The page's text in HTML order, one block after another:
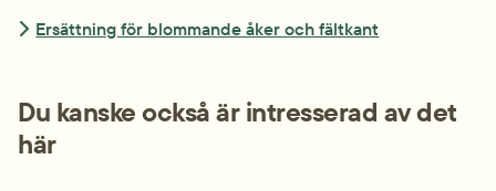
Ersättning för blommande åker och fältkant
Du kanske också är intresserad av det
här